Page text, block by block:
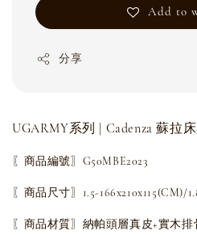
Add to
分享
UGARMY系列 | Cadenza 蘇拉
〖商品編號〗G50MBE2023
〖商品尺寸〗1.5-166x210x115(CM)/
〖商品材質〗納帕頭層真皮+實木